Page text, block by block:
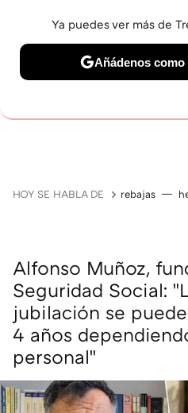
HOY SE HABLA DE rebajas
Alfonso Muñoz,
Seguridad Social:
jubilación se
4 años
personal"
Ya puedes ver más de
Añádenos